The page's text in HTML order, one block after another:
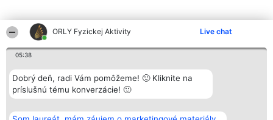
ORLY Fyzickej Aktivity Live chat
05:38
Dobrý deň, radi Vám pomôžeme! 🙂 Kliknite na
príslušnú tému konverzácie! 🙂
Organizátor hodnotenia
Bright Side Solutions sp. z o.
o. sp. k.
Wrocław 50-079
Hodnotenie
Laureáti
Lista
Laureatów
Kontakt
Kontakt